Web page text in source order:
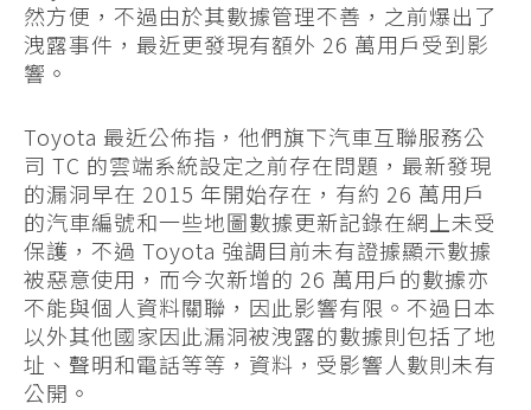
然方便，不過由於其數據管理不善，之前爆出了
洩露事件，最近更發現有額外 26 萬用戶受到影
響。
Toyota 最近公佈指，他們旗下汽車互聯服務公
司 TC 的雲端系統設定之前存在問題，最新發現
的漏洞早在 2015 年開始存在，有約 26 萬用戶
的汽車編號和一些地圖數據更新記錄在網上未受
保護，不過 Toyota 強調目前未有證據顯示數據
被惡意使用，而今次新增的 26 萬用戶的數據亦
不能與個人資料關聯，因此影響有限。不過日本
以外其他國家因此漏洞被洩露的數據則包括了地
址、聲明和電話等等，資料，受影響人數則未有
公開。